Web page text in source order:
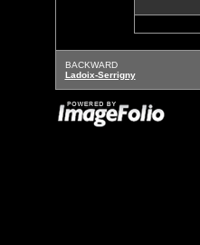
BACKWARD
Ladoix-Serrigny